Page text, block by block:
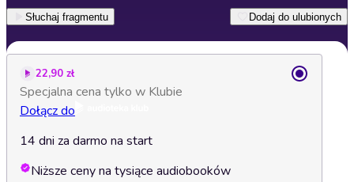
Słuchaj fragmentu Dodaj do ulubionych
22,90 zł
Specjalna cena tylko w Klubie
Dołącz do
14 dni za darmo na start
Niższe ceny na tysiące audiobooków